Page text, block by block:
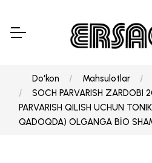
Do'kon Mahsulotlar
SOCH PARVARISH ZARDOBI
PARVARISH QILISH UCHUN
QADOQDA) OLGANGA BİO